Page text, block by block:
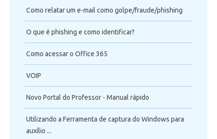
Como relatar um e-mail como golpe/fraude/phishing
O que é phishing e como identificar?
Como acessar o Office 365
VOIP
Novo Portal do Professor - Manual rápido
Utilizando a Ferramenta de captura do Windows para
auxílio ...